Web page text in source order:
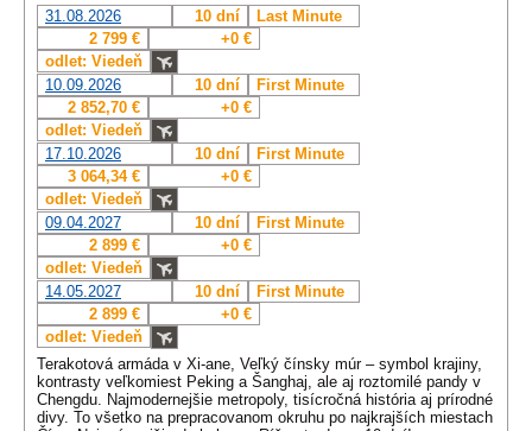
31.08.2026
10 dní
Last Minute
2 799 €
+0 €
odlet: Viedeň
10.09.2026
10 dní
First Minute
2 852,70 €
+0 €
odlet: Viedeň
17.10.2026
10 dní
First Minute
3 064,34 €
+0 €
odlet: Viedeň
09.04.2027
10 dní
First Minute
2 899 €
+0 €
odlet: Viedeň
14.05.2027
10 dní
First Minute
2 899 €
+0 €
odlet: Viedeň
Terakotová armáda v Xi-ane, Veľký čínsky múr – symbol krajiny,
kontrasty veľkomiest Peking a Šanghaj, ale aj roztomilé pandy v
Chengdu. Najmodernejšie metropoly, tisícročná história aj prírodné
divy. To všetko na prepracovanom okruhu po najkrajších miestach